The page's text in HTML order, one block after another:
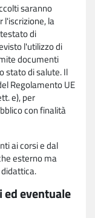
saranno
l'iscrizione, la
di
l'utilizzo di
documenti
stato di salute. Il
Regolamento UE
e), per
con finalità
ai corsi e dal
esterno ma
ed eventuale